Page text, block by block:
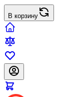
В корзину